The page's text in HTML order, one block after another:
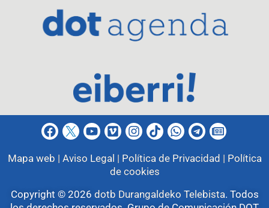
Mapa web | Aviso Legal | Política de Privacidad | Política
de cookies
Copyright © 2026 dotb Durangaldeko Telebista. Todos